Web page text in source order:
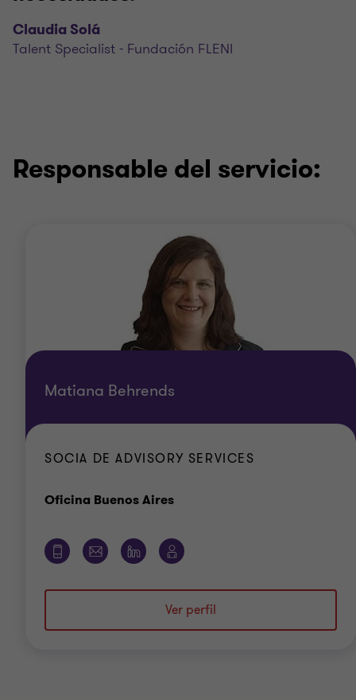
Claudia Solá
Talent Specialist - Fundación FLENI
Responsable del servicio:
Matiana Behrends
SOCIA DE ADVISORY SERVICES
Oficina Buenos AiresOficina
Ver perfil